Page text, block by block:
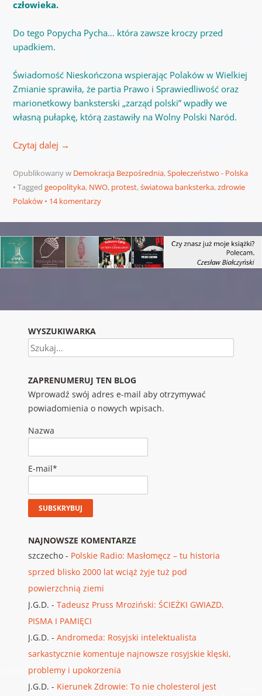
człowieka.
Do tego Popycha Pycha… która zawsze kroczy przed
upadkiem.
Świadomość Nieskończona wspierając Polaków w Wielkiej
Zmianie sprawiła, że partia Prawo i Sprawiedliwość oraz
marionetkowy banksterski „zarząd polski” wpadły we
własną pułapkę, którą zastawiły na Wolny Polski Naród.
Czytaj dalej →
Opublikowany w Demokracja Bezpośrednia,Społeczeństwo - Polska
Tagged geopolityka, NWO, protest,światowa banksterka,zdrowie
Polaków
14 komentarzy
WYSZUKIWARKA
Szukaj
ZAPRENUMERUJ TEN BLOG
Wprowadź swój adres e-mail aby otrzymywać
powiadomienia o nowych wpisach.
Nazwa
E-mail*
NAJNOWSZE KOMENTARZE
szczecho- Polskie Radio: Masłomęcz – tu historia
sprzed blisko 2000 lat wciąż żyje tuż pod
powierzchnią ziemi
J.G.D. - Tadeusz Pruss Mroziński: ŚCIEŻKI GWIAZD,
PISMA I PAMIĘCI
J.G.D. - Andromeda: Rosyjski intelektualista
sarkastycznie komentuje najnowsze rosyjskie klęski,
problemy i upokorzenia
J.G.D. - Kierunek Zdrowie: To nie cholesterol jest